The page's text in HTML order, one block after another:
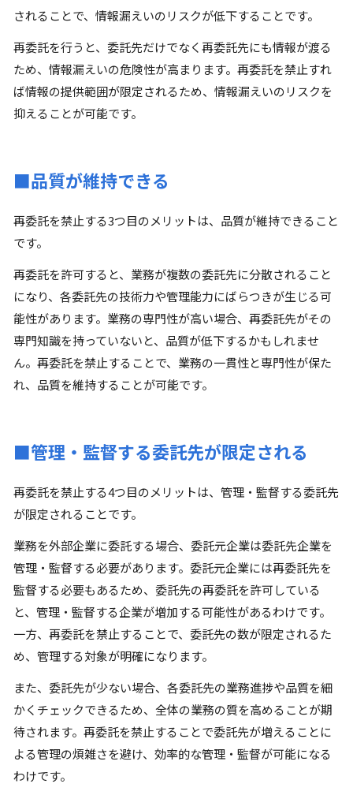
されることで、情報漏えいのリスクが低下することです。
再委託を行うと、委託先だけでなく再委託先にも情報が渡る
ため、情報漏えいの危険性が高まります。再委託を禁止すれ
ば情報の提供範囲が限定されるため、情報漏えいのリスクを
抑えることが可能です。
■品質が維持できる
再委託を禁止する3つ目のメリットは、品質が維持できること
です。
再委託を許可すると、業務が複数の委託先に分散されること
になり、各委託先の技術力や管理能力にばらつきが生じる可
能性があります。業務の専門性が高い場合、再委託先がその
専門知識を持っていないと、品質が低下するかもしれませ
ん。再委託を禁止することで、業務の一貫性と専門性が保た
れ、品質を維持することが可能です。
■管理・監督する委託先が限定される
再委託を禁止する4つ目のメリットは、管理・監督する委託先
が限定されることです。
業務を外部企業に委託する場合、委託元企業は委託先企業を
管理・監督する必要があります。委託元企業には再委託先を
監督する必要もあるため、委託先の再委託を許可している
と、管理・監督する企業が増加する可能性があるわけです。
一方、再委託を禁止することで、委託先の数が限定されるた
め、管理する対象が明確になります。
また、委託先が少ない場合、各委託先の業務進捗や品質を細
かくチェックできるため、全体の業務の質を高めることが期
待されます。再委託を禁止することで委託先が増えることに
よる管理の煩雑さを避け、効率的な管理・監督が可能になる
わけです。